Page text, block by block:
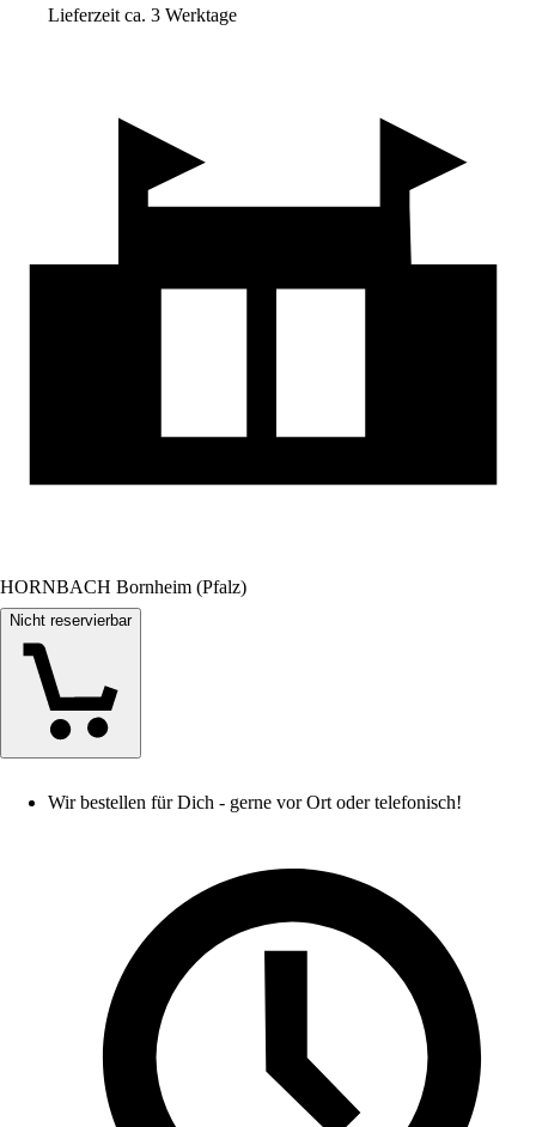
Lieferzeit ca. 3 Werktage
HORNBACH Bornheim (Pfalz)
Nicht reservierbar
Wir bestellen für Dich - gerne vor Ort oder telefonisch!